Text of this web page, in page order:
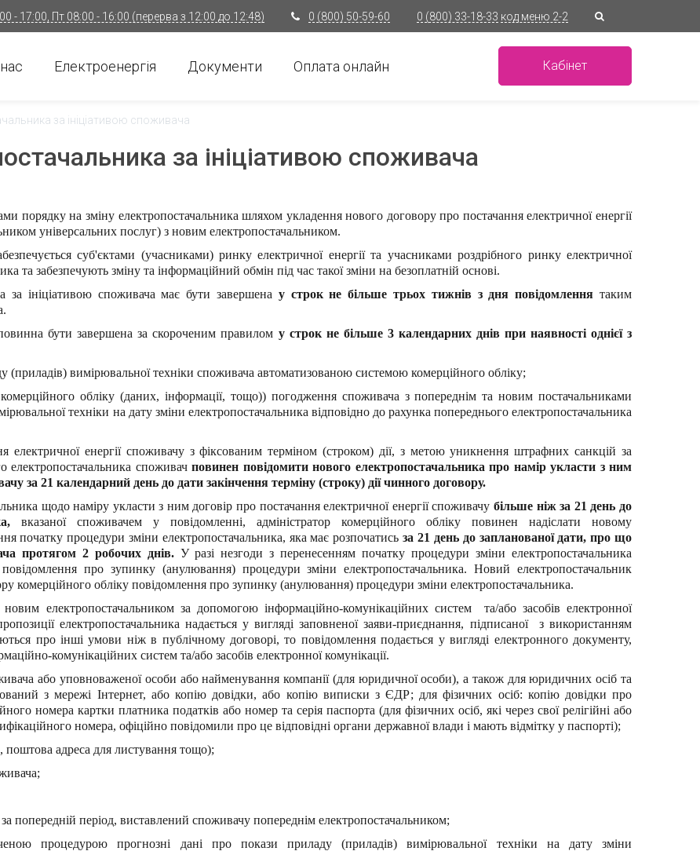
- 17:00, Пт 08:00 - 16:00 (перерва з 12:00 до 12:48) 0 (800) 50-59-60 0 (800) 33-18-33 код меню 2-2
Електроенергія Документи Оплата онлайн Кабінет
за ініціативою споживача
за ініціативою споживача
на зміну електропостачальника шляхом укладення нового договору про постачання електричної енергії
універсальних послуг) з новим електропостачальником.
суб'єктами (учасниками) ринку електричної енергії та учасниками роздрібного ринку електричної
та забезпечують зміну та інформаційний обмін під час такої зміни на безоплатній основі.
за ініціативою споживача має бути завершена у строк не більше трьох тижнів з дня повідомлення таким
бути завершена за скороченим правилом у строк не більше 3 календарних днів при наявності однієї з
(приладів) вимірювальної техніки споживача автоматизованою системою комерційного обліку;
обліку (даних, інформації, тощо)) погодження споживача з попереднім та новим постачальниками
техніки на дату зміни електропостачальника відповідно до рахунка попереднього електропостачальника
енергії споживачу з фіксованим терміном (строком) дії, з метою уникнення штрафних санкцій за
електропостачальника споживач повинен повідомити нового електропостачальника про намір укласти з ним
за 21 календарний день до дати закінчення терміну (строку) дії чинного договору.
щодо наміру укласти з ним договір про постачання електричної енергії споживачубільше ніж за 21 день до
вказаної споживачем у повідомленні, адміністратор комерційного обліку повинен надіслати новому
початку процедури зміни електропостачальника, яка має розпочатисьза 21 день до запланованої дати, про що
протягом 2 робочих днів.У разі незгоди з перенесенням початку процедури зміни електропостачальника
про зупинку (анулювання) процедури зміни електропостачальника. Новий електропостачальник
комерційного обліку повідомлення про зупинку (анулювання) процедури зміни електропостачальника.
електропостачальником за допомогою інформаційно-комунікаційних систем та/або засобів електронної
електропостачальника надається у вигляді заповненої заяви-приєднання, підписаної з використанням
про інші умови ніж в публічному договорі, то повідомлення подається у вигляді електронного документу,
комунікаційних систем та/або засобів електронної комунікації.
або уповноваженої особи або найменування компанії (для юридичної особи), а також для юридичних осіб та
з мережі Інтернет, або копію довідки, або копію виписки з ЄДР; для фізичних осіб: копію довідки про
номера картки платника податків або номер та серія паспорта (для фізичних осіб, які через свої релігійні або
номера, офіційно повідомили про це відповідні органи державної влади і мають відмітку у паспорті);
поштова адреса для листування тощо);
попередній період, виставлений споживачу попереднім електропостачальником;
процедурою прогнозні дані про покази приладу (приладів) вимірювальної техніки на дату зміни